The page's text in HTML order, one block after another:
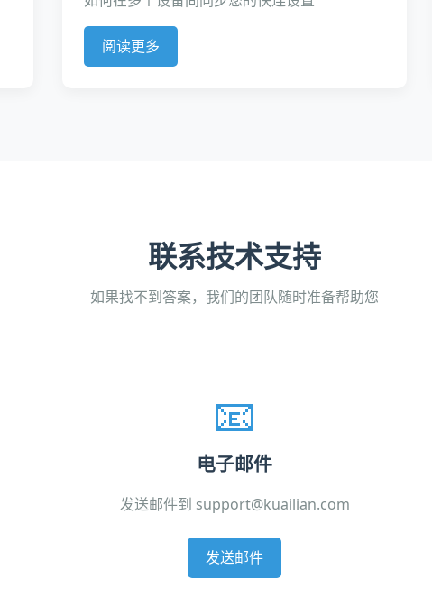
阅读更多
联系技术支持
如果找不到答案，我们的团队随时准备帮助您
📧
电子邮件
发送邮件到 support@kuailian.com
发送邮件